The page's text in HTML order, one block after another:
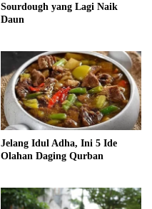
Sourdough yang Lagi Naik
Daun
Jelang Idul Adha, Ini 5 Ide
Olahan Daging Qurban